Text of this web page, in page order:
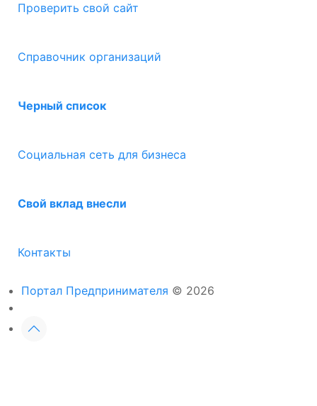
Проверить свой сайт
Справочник организаций
Черный список
Социальная сеть для бизнеса
Свой вклад внесли
Контакты
Портал Предпринимателя © 2026